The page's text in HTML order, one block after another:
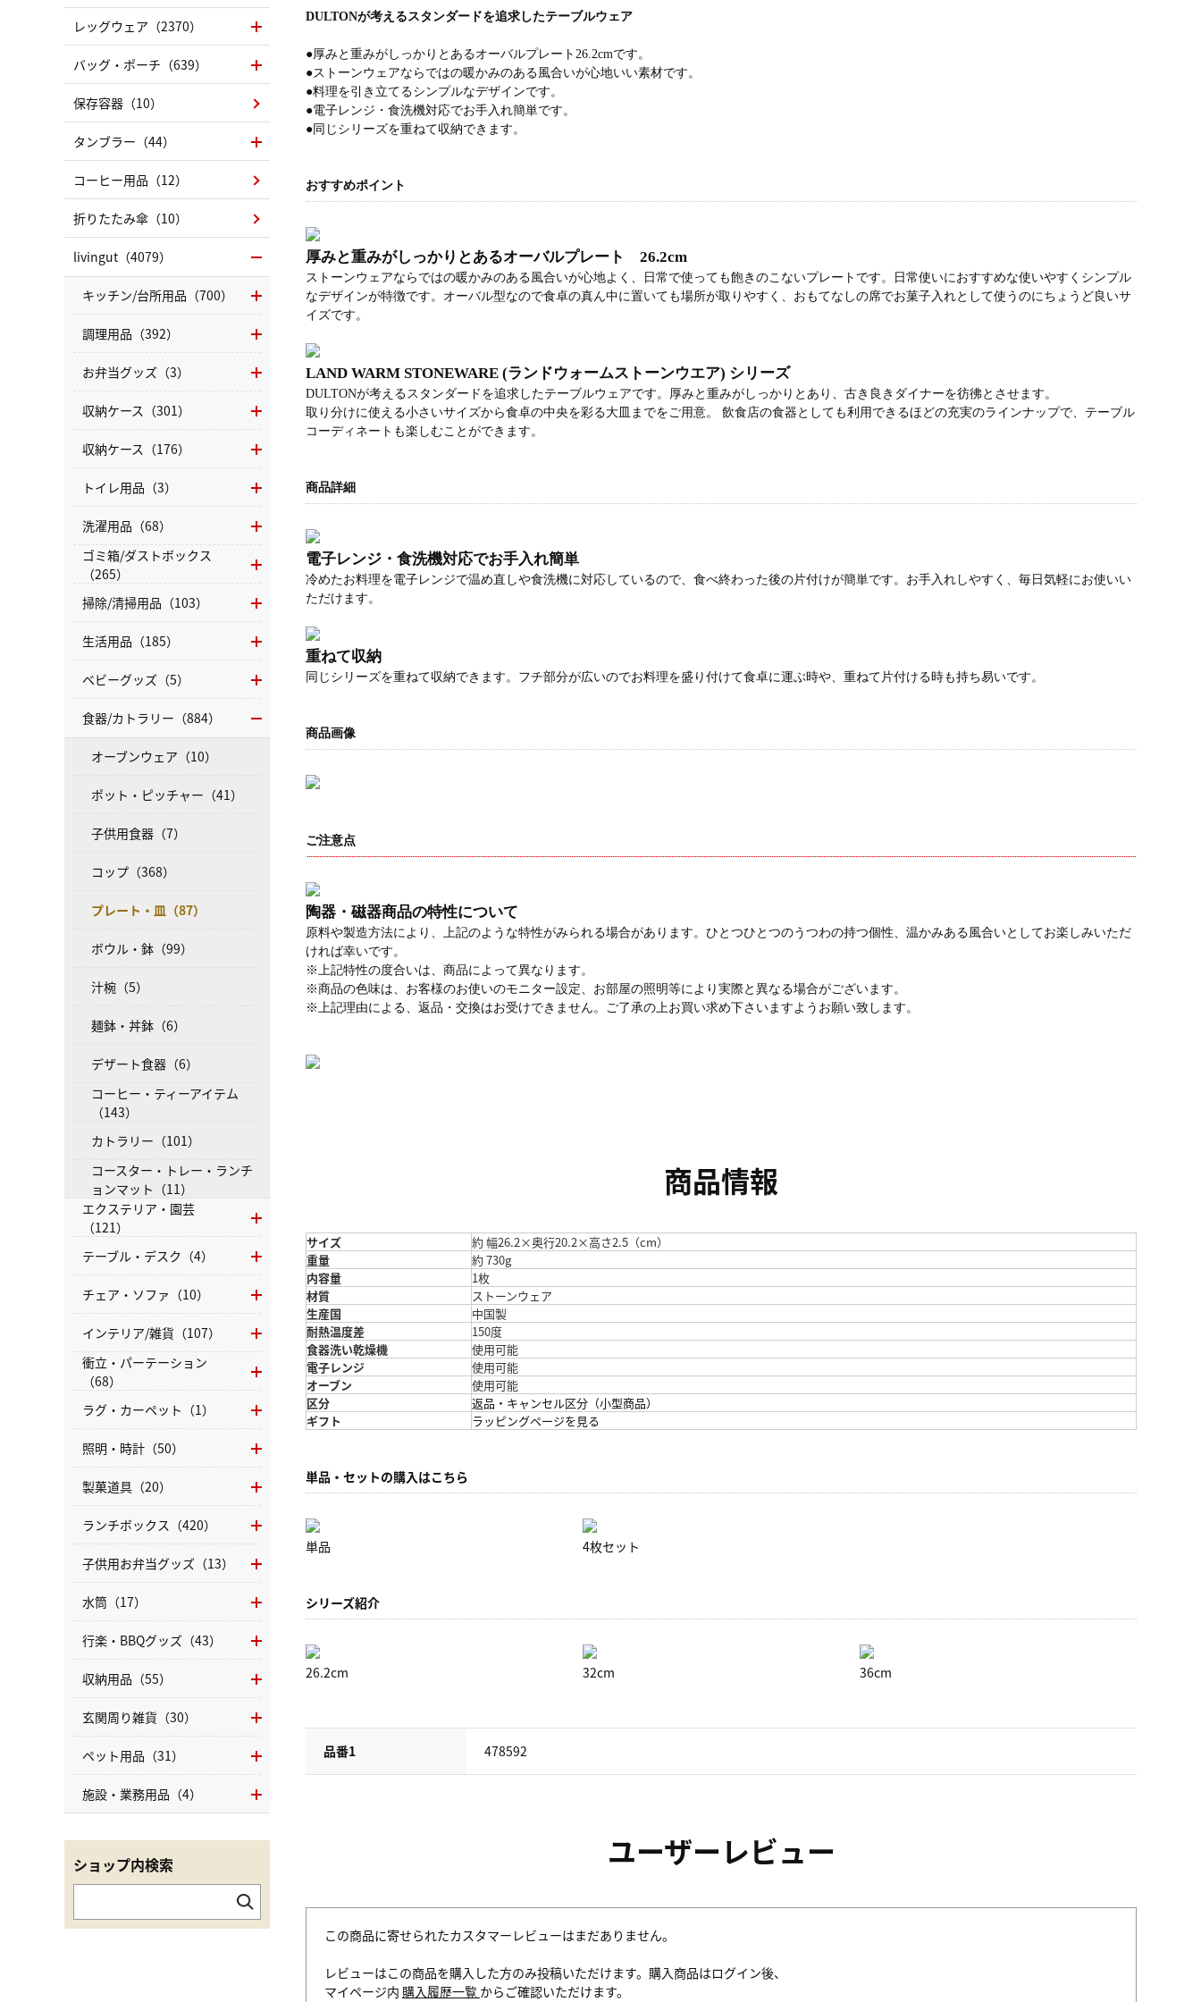
DULTONが考えるスタンダードを追求したテーブルウェア
●厚みと重みがしっかりとあるオーバルプレート26.2cmです。
●ストーンウェアならではの暖かみのある風合いが心地いい素材です。
●料理を引き立てるシンプルなデザインです。
●電子レンジ・食洗機対応でお手入れ簡単です。
●同じシリーズを重ねて収納できます。
おすすめポイント
厚みと重みがしっかりとあるオーバルプレート 26.2cm
ストーンウェアならではの暖かみのある風合いが心地よく、日常で使っても飽きのこないプレートです。日常使いにおすすめな使いやすくシンプル
なデザインが特徴です。オーバル型なので食卓の真ん中に置いても場所が取りやすく、おもてなしの席でお菓子入れとして使うのにちょうど良いサ
イズです。
LAND WARM STONEWARE (ランドウォームストーンウエア) シリーズ
DULTONが考えるスタンダードを追求したテーブルウェアです。厚みと重みがしっかりとあり、古き良きダイナーを彷彿とさせます。
取り分けに使える小さいサイズから食卓の中央を彩る大皿までをご用意。 飲食店の食器としても利用できるほどの充実のラインナップで、テーブル
コーディネートも楽しむことができます。
商品詳細
電子レンジ・食洗機対応でお手入れ簡単
冷めたお料理を電子レンジで温め直しや食洗機に対応しているので、食べ終わった後の片付けが簡単です。お手入れしやすく、毎日気軽にお使いい
ただけます。
重ねて収納
同じシリーズを重ねて収納できます。フチ部分が広いのでお料理を盛り付けて食卓に運ぶ時や、重ねて片付ける時も持ち易いです。
商品画像
ご注意点
陶器・磁器商品の特性について
原料や製造方法により、上記のような特性がみられる場合があります。ひとつひとつのうつわの持つ個性、温かみある風合いとしてお楽しみいただ
ければ幸いです。
※上記特性の度合いは、商品によって異なります。
※商品の色味は、お客様のお使いのモニター設定、お部屋の照明等により実際と異なる場合がございます。
※上記理由による、返品・交換はお受けできません。ご了承の上お買い求め下さいますようお願い致します。
商品情報
サイズ
約 幅26.2×奥行20.2×高さ2.5（cm）
重量
約 730g
内容量
1枚
材質
ストーンウェア
生産国
中国製
耐熱温度差
150度
食器洗い乾燥機
使用可能
電子レンジ
使用可能
オーブン
使用可能
区分
返品・キャンセル区分（小型商品）
ギフト
ラッピングページを見る
単品・セットの購入はこちら
単品 4枚セット
シリーズ紹介
26.2cm 32cm 36cm
品番1 478592
ユーザーレビュー
この商品に寄せられたカスタマーレビューはまだありません。
レビューはこの商品を購入した方のみ投稿いただけます。購入商品はログイン後、
マイページ内 購入履歴一覧 からご確認いただけます。
レッグウェア（2370）
バッグ・ポーチ（639）
保存容器（10）
タンブラー（44）
コーヒー用品（12）
折りたたみ傘（10）
livingut（4079）
キッチン/台所用品（700）
調理用品（392）
お弁当グッズ（3）
収納ケース（301）
収納ケース（176）
トイレ用品（3）
洗濯用品（68）
ゴミ箱/ダストボックス
（265）
掃除/清掃用品（103）
生活用品（185）
ベビーグッズ（5）
食器/カトラリー（884）
オーブンウェア（10）
ポット・ピッチャー（41）
子供用食器（7）
コップ（368）
プレート・皿（87）
ボウル・鉢（99）
汁椀（5）
麺鉢・丼鉢（6）
デザート食器（6）
コーヒー・ティーアイテム
（143）
カトラリー（101）
コースター・トレー・ランチ
ョンマット（11）
エクステリア・園芸
（121）
テーブル・デスク（4）
チェア・ソファ（10）
インテリア/雑貨（107）
衝立・パーテーション
（68）
ラグ・カーペット（1）
照明・時計（50）
製菓道具（20）
ランチボックス（420）
子供用お弁当グッズ（13）
水筒（17）
行楽・BBQグッズ（43）
収納用品（55）
玄関周り雑貨（30）
ペット用品（31）
施設・業務用品（4）
ショップ内検索